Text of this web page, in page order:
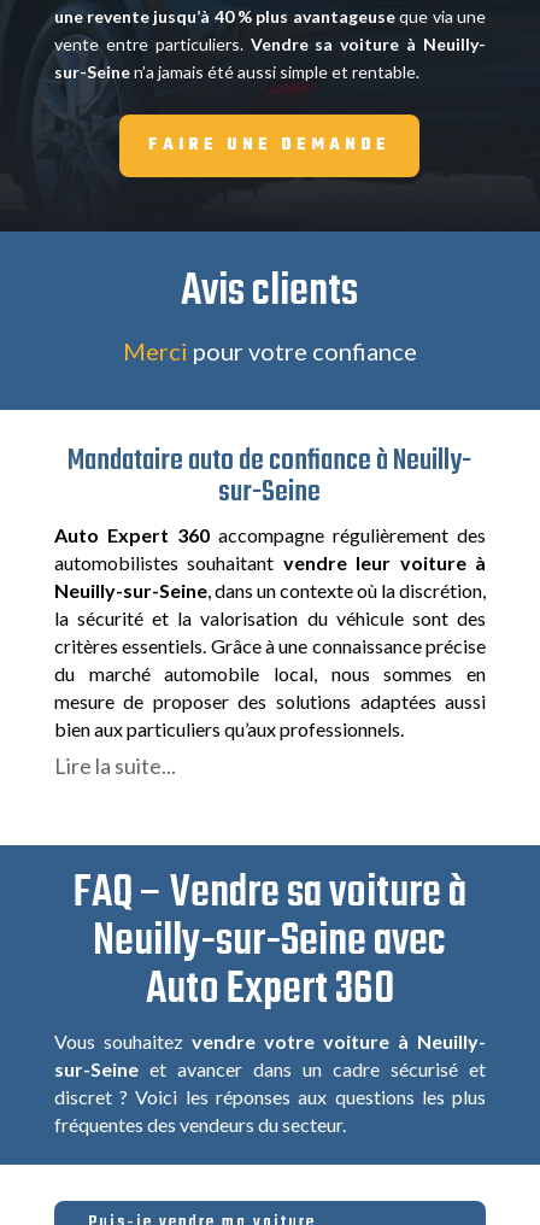
une revente jusqu’à 40 % plus avantageuseque via une
vente entre particuliers. Vendre sa voiture à Neuilly-
sur-Seinen’a jamais été aussi simple et rentable.
FAIRE UNE DEMANDE
Avis clients
Merci pour votre confiance
Mandataire auto de confiance à Neuilly-
sur-Seine
Auto Expert 360accompagne régulièrement des
automobilistes souhaitant vendre leur voiture à
Neuilly-sur-Seine, dans un contexte où la discrétion,
la sécurité et la valorisation du véhicule sont des
critères essentiels. Grâce à une connaissance précise
du marché automobile local, nous sommes en
mesure de proposer des solutions adaptées aussi
bien aux particuliers qu’aux professionnels.
Lire la suite...
FAQ – Vendre sa voiture à
Neuilly-sur-Seine avec
Auto Expert 360
Vous souhaitez vendre votre voiture à Neuilly-
sur-Seineet avancer dans un cadre sécurisé et
discret ? Voici les réponses aux questions les plus
fréquentes des vendeurs du secteur.